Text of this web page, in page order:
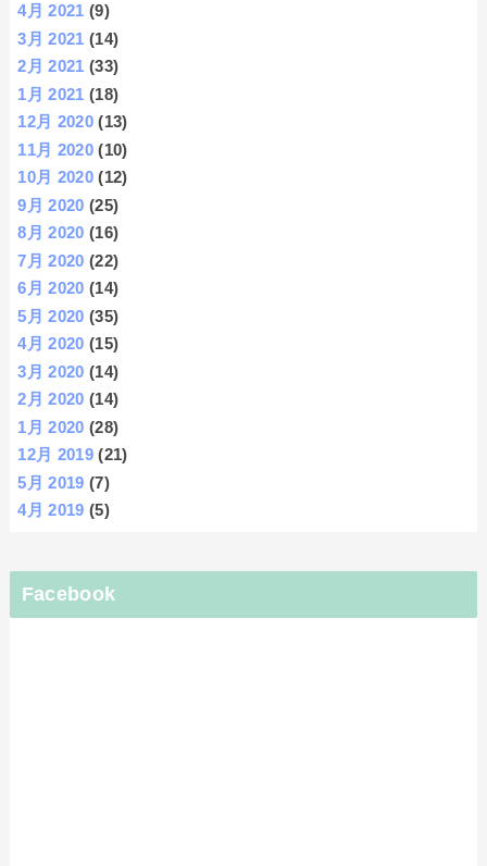
4月 2021 (9)
3月 2021 (14)
2月 2021 (33)
1月 2021 (18)
12月 2020 (13)
11月 2020 (10)
10月 2020 (12)
9月 2020 (25)
8月 2020 (16)
7月 2020 (22)
6月 2020 (14)
5月 2020 (35)
4月 2020 (15)
3月 2020 (14)
2月 2020 (14)
1月 2020 (28)
12月 2019 (21)
5月 2019 (7)
4月 2019 (5)
Facebook